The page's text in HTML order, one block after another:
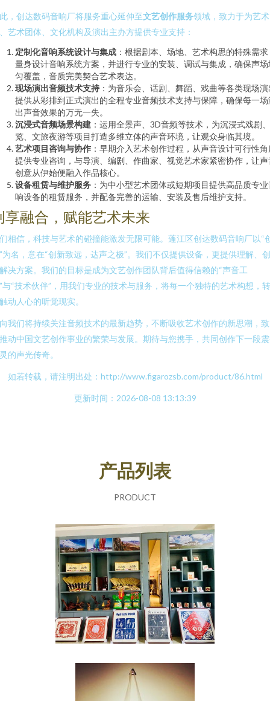
，创达数码音响厂将服务重心延伸至文艺创作服务领域，致力于为艺术
艺术团体、文化机构及演出主办方提供专业支持：
定制化音响系统设计与集成 ：根据剧本、场地、艺术构思的特殊需
量身设计音响系统方案，并进行专业的安装、调试与集成，确保声场
匀覆盖，音质完美契合艺术表达。
现场演出音频技术支持 ：为音乐会、话剧、舞蹈、戏曲等各类现场
提供从彩排到正式演出的全程专业音频技术支持与保障，确保每一场
出声音效果的万无一失。
沉浸式音频场景构建 ：运用全景声、3D音频等技术，为沉浸式戏剧
览、文旅夜游等项目打造多维立体的声音环境，让观众身临其境。
艺术项目咨询与协作 ：早期介入艺术创作过程，从声音设计可行性
提供专业咨询，与导演、编剧、作曲家、视觉艺术家紧密协作，让声
创意从伊始便融入作品核心。
设备租赁与维护服务 ：为中小型艺术团体或短期项目提供高品质专
响设备的租赁服务，并配备完善的运输、安装及售后维护支持。
享融合，赋能艺术未来
相信，科技与艺术的碰撞能激发无限可能。蓬江区创达数码音响厂以“
为名，意在“创新致远，达声之极”。我们不仅提供设备，更提供理解、
决方案。我们的目标是成为文艺创作团队背后值得信赖的“声音工
与“技术伙伴”，用我们专业的技术与服务，将每一个独特的艺术构想，
动人心的听觉现实。
我们将持续关注音频技术的最新趋势，不断吸收艺术创作的新思潮，
动中国文艺创作事业的繁荣与发展。期待与您携手，共同创作下一段
的声光传奇。
如若转载，请注明出处：http://www.figarozsb.com/product/86.html
更新时间：2026-08-08 13:13:39
产品列表
PRODUCT